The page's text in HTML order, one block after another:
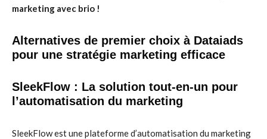
marketing avec brio !
Alternatives de premier choix à Dataiads
pour une stratégie marketing efficace
SleekFlow : La solution tout-en-un pour
l’automatisation du marketing
SleekFlow est une plateforme d’automatisation du marketing